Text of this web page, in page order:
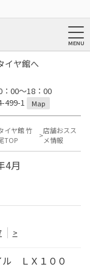
イヤ館へ
：00～18：00
499-1
Map
イヤ館 竹
TOP
店舗おスス
メ情報
4月
>
ＬＸ１００